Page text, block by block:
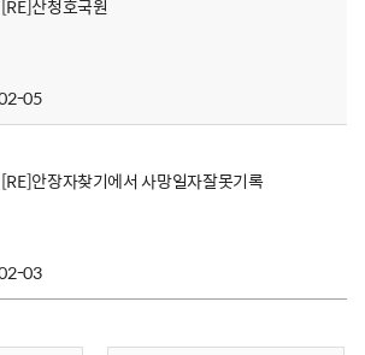
[RE]산청호국원
05
[RE]안장자찾기에서 사망일자잘못기록
03